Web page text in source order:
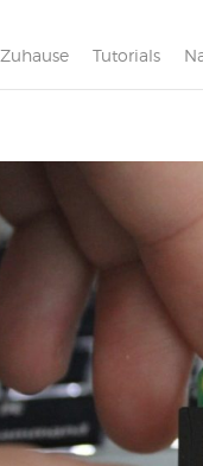
Zuhause Tutorials